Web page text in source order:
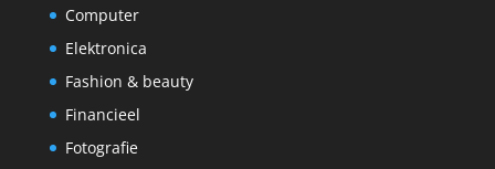
Computer
Elektronica
Fashion & beauty
Financieel
Fotografie